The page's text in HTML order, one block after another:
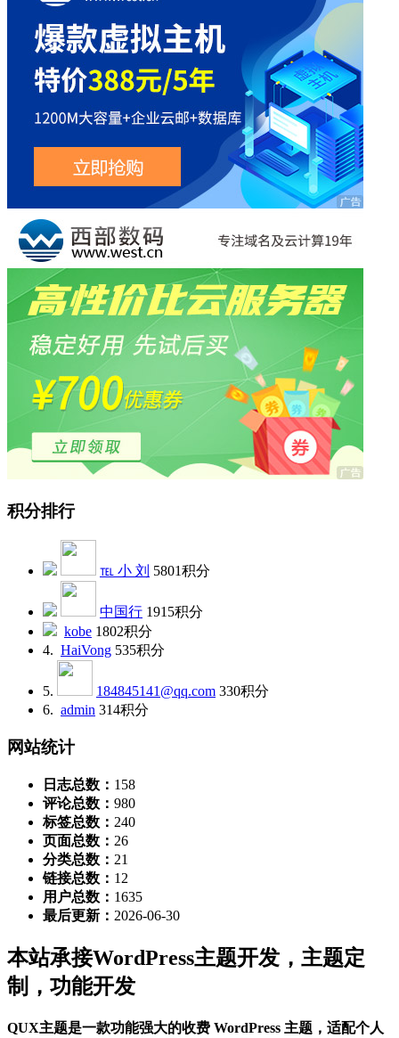
积分排行
℡ 小 刘 5801积分
中国行 1915积分
kobe 1802积分
4. HaiVong 535积分
5. 184845141@qq.com 330积分
6. admin 314积分
网站统计
日志总数： 158
评论总数： 980
标签总数： 240
页面总数： 26
分类总数： 21
链接总数： 12
用户总数： 1635
最后更新： 2026-06-30
本站承接WordPress主题开发，主题定
制，功能开发
QUX主题是一款功能强大的收费 WordPress 主题，适配个人